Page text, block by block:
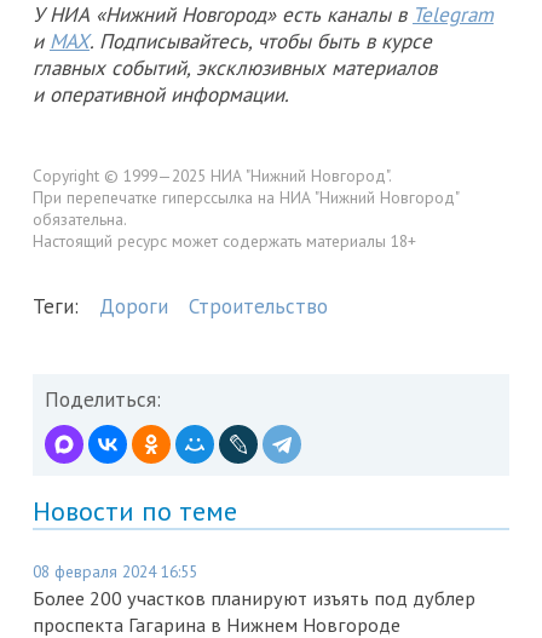
У НИА «Нижний Новгород» есть каналы в Telegram
и MAX. Подписывайтесь, чтобы быть в курсе
главных событий, эксклюзивных материалов
и оперативной информации.
Copyright © 1999—2025 НИА "Нижний Новгород".
При перепечатке гиперссылка на НИА "Нижний Новгород"
обязательна.
Настоящий ресурс может содержать материалы 18+
Теги: Дороги Строительство
Поделиться:
Новости по теме
08 февраля 2024 16:55
Более 200 участков планируют изъять под дублер
проспекта Гагарина в Нижнем Новгороде